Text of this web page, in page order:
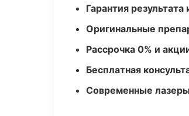
Гарантия
Оригинальные
Рассрочка 0% и
Бесплатная
Современные